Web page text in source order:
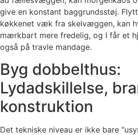
give en konstant baggrundsstøj.
køkkenet væk fra skelvæggen, kan
mærkbart mere fredelig, og I får et
også på travle mandage.
Byg dobbelthus:
Lydadskillelse,
konstruktion
Det tekniske niveau er ikke bare